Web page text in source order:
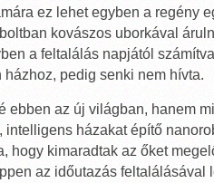
ez lehet egyben a regény
kovászos uborkával
a feltalálás napjától
pedig senki nem hívta.
ebben az új világban, hanem
házakat építő
hogy kimaradtak az őket
az időutazás feltalálásával